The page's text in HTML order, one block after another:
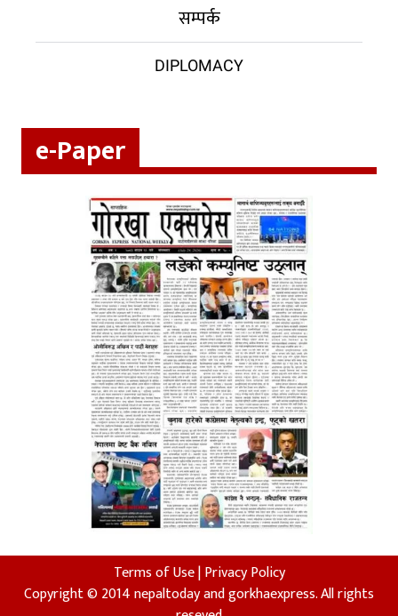
सम्पर्क
DIPLOMACY
e-Paper
Terms of Use|Privacy Policy
Copyright © 2014 nepaltoday and gorkhaexpress. All rights